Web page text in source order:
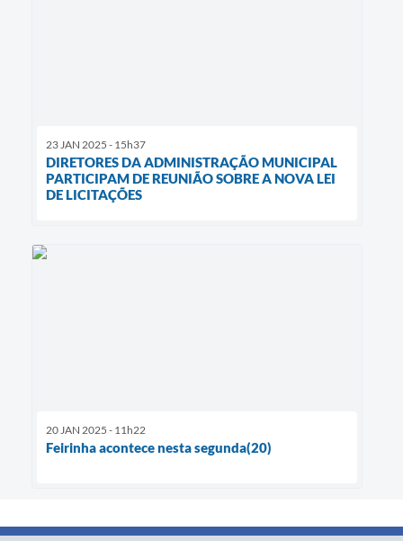
23 JAN 2025 - 15h37
DIRETORES DA ADMINISTRAÇÃO MUNICIPAL
PARTICIPAM DE REUNIÃO SOBRE A NOVA LEI
DE LICITAÇÕES
20 JAN 2025 - 11h22
Feirinha acontece nesta segunda(20)